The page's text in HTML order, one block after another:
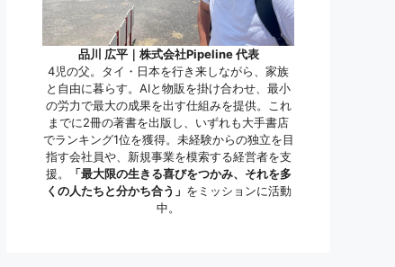
品川 広平｜株式会社Pipeline 代表
4児の父。タイ・日本を行き来しながら、家族
と自由に暮らす。AIと物販を掛け合わせ、最小
の労力で最大の成果を出す仕組みを提供。これ
までに2冊の著書を出版し、いずれも大手書店
でランキング1位を獲得。未経験からの独立を目
指す会社員や、新規事業を模索する経営者を支
援。
「最大限の生きる喜びをつかみ、それを多
くの人たちと分かち合う」 をミッションに活動
中。